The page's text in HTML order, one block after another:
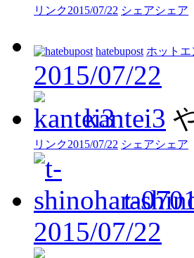
リンク2015/07/22 シェアシェア
hatebupost ホットエ
2015/07/22
kantei3
リンク2015/07/22 シェアシェア
t-
2015/07/22